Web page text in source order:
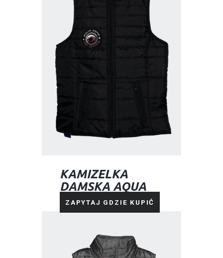
KAMIZELKA
DAMSKA AQUA
ZONE SZARA
ZAPYTAJ GDZIE KUPIĆ